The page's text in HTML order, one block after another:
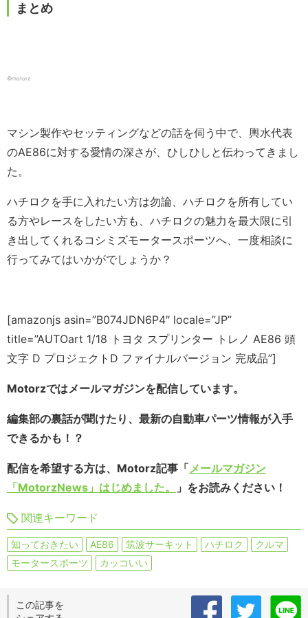
まとめ
©motorz
マシン製作やセッティングなどの話を伺う中で、輿水代表
のAE86に対する愛情の深さが、ひしひしと伝わってきまし
た。
ハチロクを手に入れたい方は勿論、ハチロクを所有してい
る方やレースをしたい方も、ハチロクの魅力を最大限に引
き出してくれるコシミズモータースポーツへ、一度相談に
行ってみてはいかがでしょうか？
[amazonjs asin=”B074JDN6P4″ locale=”JP”
title=”AUTOart 1/18 トヨタ スプリンター トレノ AE86 頭
文字 D プロジェクトD ファイナルバージョン 完成品”]
Motorzではメールマガジンを配信しています。
編集部の裏話が聞けたり、最新の自動車パーツ情報が入手
できるかも！？
配信を希望する方は、Motorz記事「メールマガジン
「MotorzNews」はじめました。
」をお読みください！
関連キーワード
知っておきたい AE86 筑波サーキット ハチロク
クルマ
モータースポーツ
カッコいい
この記事を